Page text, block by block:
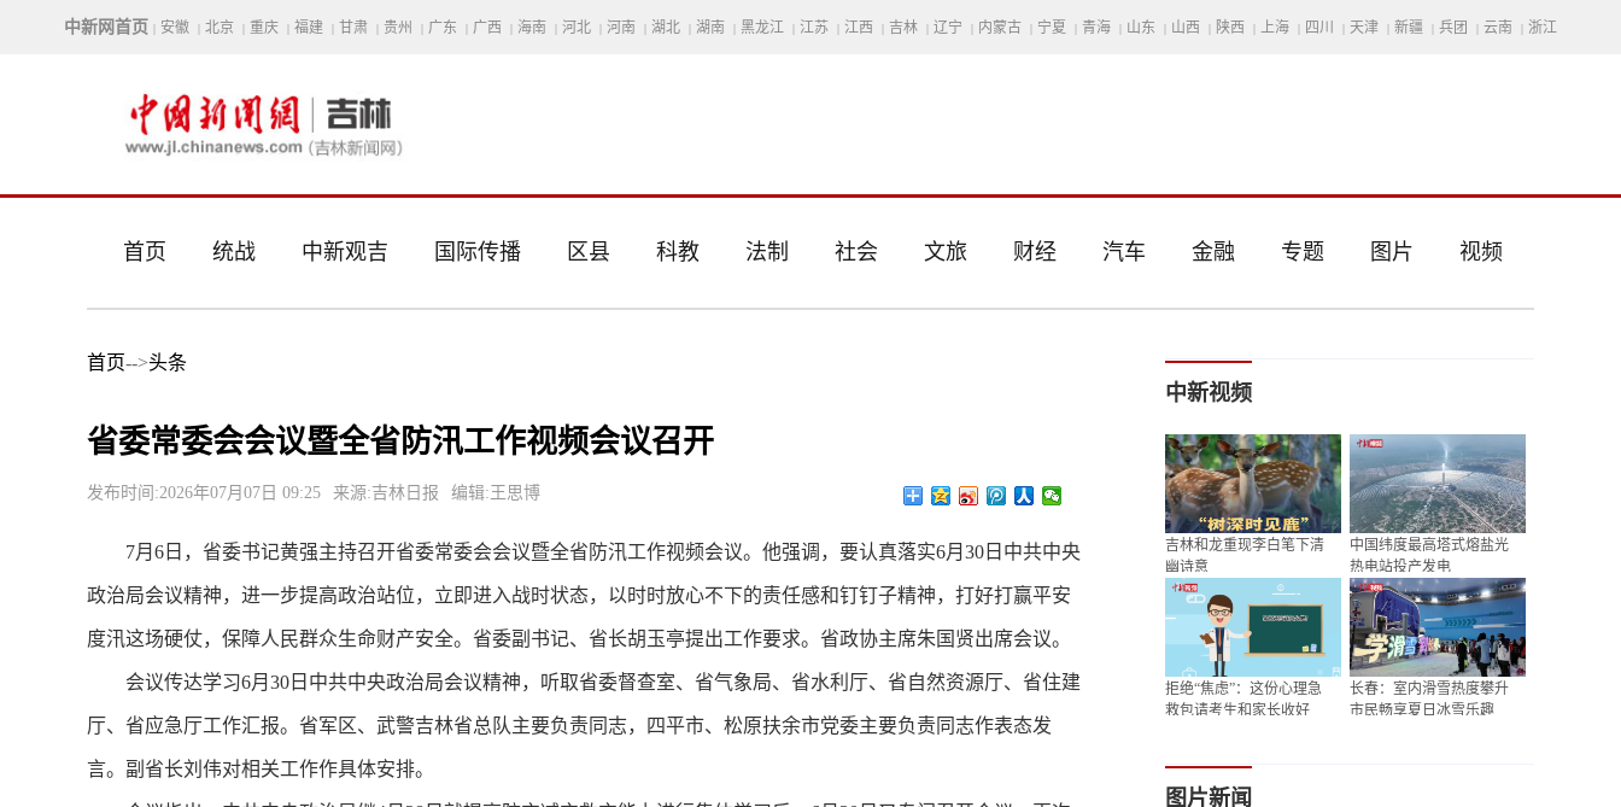
中新网首页 | 安徽 | 北京 | 重庆 | 福建 | 甘肃 | 贵州 | 广东 | 广西 | 海南 | 河北 | 河南 | 湖北 | 湖南 | 黑龙江 | 江苏 | 江西 | 吉林 | 辽宁 | 内蒙古 | 宁夏 | 青海 | 山东 | 山西 | 陕西 | 上海 | 四川 | 天津 | 新疆 | 兵团 | 云南 | 浙江
首页 统战 中新观吉 国际传播 区县 科教 法制 社会 文旅 财经 汽车 金融 专题 图片 视频
首页-->头条
省委常委会会议暨全省防汛工作视频会议召开
发布时间:2026年07月07日 09:25 来源:吉林日报 编辑:王思博
7月6日，省委书记黄强主持召开省委常委会会议暨全省防汛工作视频会议。他强调，要认真落实6月30日中共中央
政治局会议精神，进一步提高政治站位，立即进入战时状态，以时时放心不下的责任感和钉钉子精神，打好打赢平安
度汛这场硬仗，保障人民群众生命财产安全。省委副书记、省长胡玉亭提出工作要求。省政协主席朱国贤出席会议。
会议传达学习6月30日中共中央政治局会议精神，听取省委督查室、省气象局、省水利厅、省自然资源厅、省住建
厅、省应急厅工作汇报。省军区、武警吉林省总队主要负责同志，四平市、松原扶余市党委主要负责同志作表态发
言。副省长刘伟对相关工作作具体安排。
中新视频
吉林和龙重现李白笔下清
幽诗意
中国纬度最高塔式熔盐光
热电站投产发电
拒绝“焦虑”：这份心理急
救包请考生和家长收好
长春：室内滑雪热度攀升
市民畅享夏日冰雪乐趣
图片新闻